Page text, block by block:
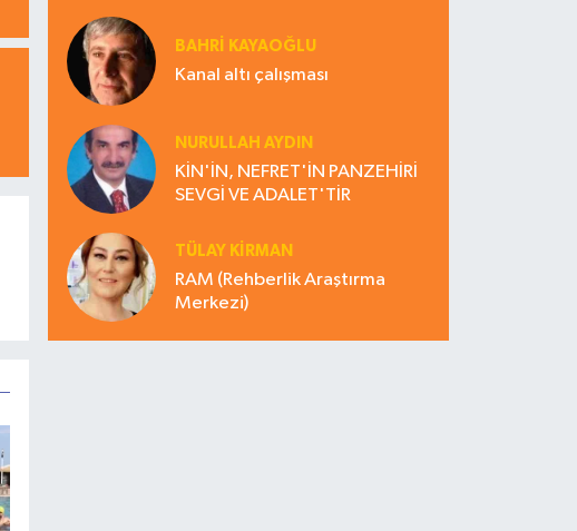
BAHRI KAYAOĞLU
Kanal altı çalışması
NURULLAH AYDIN
KİN'İN, NEFRET'İN PANZEHİRİ
SEVGİ VE ADALET'TİR
TÜLAY KİRMAN
RAM (Rehberlik Araştırma
Merkezi)